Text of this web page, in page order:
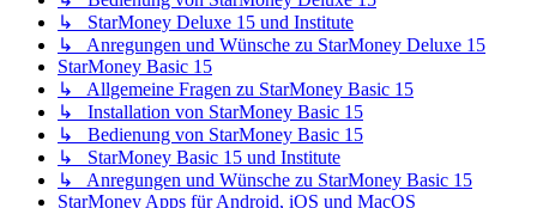
↳ StarMoney Deluxe 15 und Institute
↳ Anregungen und Wünsche zu StarMoney Deluxe 15
StarMoney Basic 15
↳ Allgemeine Fragen zu StarMoney Basic 15
↳ Installation von StarMoney Basic 15
↳ Bedienung von StarMoney Basic 15
↳ StarMoney Basic 15 und Institute
↳ Anregungen und Wünsche zu StarMoney Basic 15
StarMoney Apps für Android, iOS und MacOS